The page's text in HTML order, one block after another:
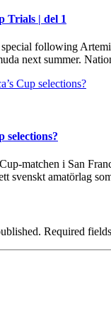
Trials | del 1
following
next summer.
selections?
matchen i San
svenskt amatörlag
Required